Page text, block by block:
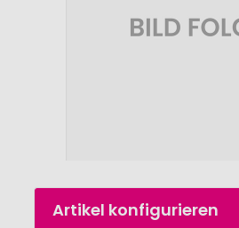
Zum
AnfangArtikel konfigurieren